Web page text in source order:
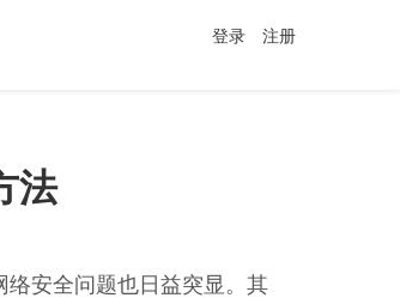
登录 注册
法
安全问题也日益突显。其